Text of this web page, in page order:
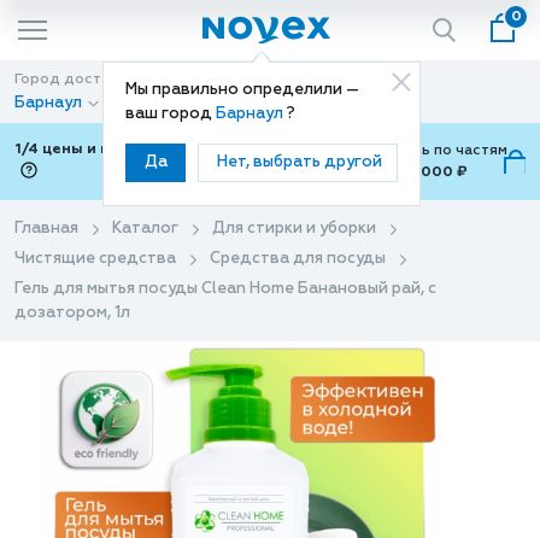
Мы правильно определили —
ваш город Барнаул ?
Да Нет, выбрать другой
0
Город доставки
Барнаул
Способ доставки
Доставка
1/4 цены и покупки ваши с Подели
Можно оплатить по частям
от 700 ₽ до 15,000 ₽
Главная Каталог
Для стирки и уборки
Чистящие средства
Средства для посуды
Гель для мытья посуды Clean Home Банановый рай, с
дозатором, 1л